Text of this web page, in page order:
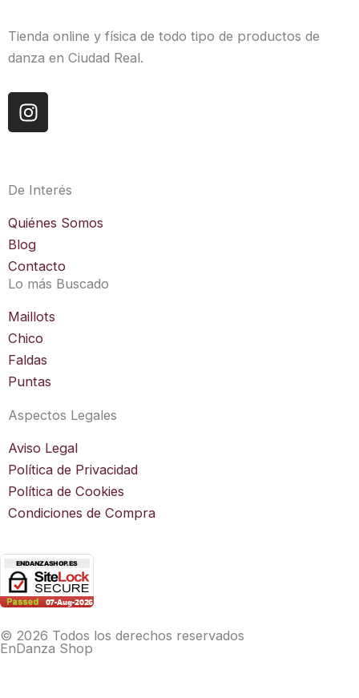
Tienda online y física de todo tipo de productos de
danza en Ciudad Real.
I
n
a
g
r
a
m
De Interés
Quiénes Somos
Blog
Contacto
Lo más Buscado
Maillots
Chico
Faldas
Puntas
Aspectos Legales
Aviso Legal
Política de Privacidad
Política de Cookies
Condiciones de Compra
© 2026 Todos los derechos reservados
EnDanza Shop